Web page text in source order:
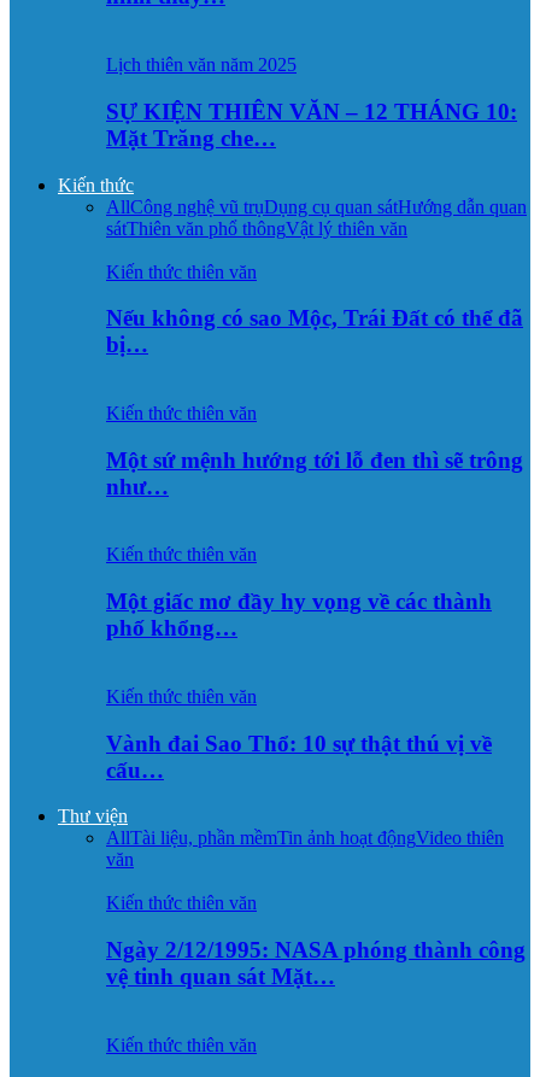
Lịch thiên văn năm 2025
SỰ KIỆN THIÊN VĂN – 12 THÁNG 10:
Mặt Trăng che…
Kiến thức
AllCông nghệ vũ trụDụng cụ quan sátHướng dẫn quan
sátThiên văn phổ thôngVật lý thiên văn
Kiến thức thiên văn
Nếu không có sao Mộc, Trái Đất có thể đã
bị…
Kiến thức thiên văn
Một sứ mệnh hướng tới lỗ đen thì sẽ trông
như…
Kiến thức thiên văn
Một giấc mơ đầy hy vọng về các thành
phố khổng…
Kiến thức thiên văn
Vành đai Sao Thổ: 10 sự thật thú vị về
cấu…
Thư viện
AllTài liệu, phần mềmTin ảnh hoạt độngVideo thiên
văn
Kiến thức thiên văn
Ngày 2/12/1995: NASA phóng thành công
vệ tinh quan sát Mặt…
Kiến thức thiên văn